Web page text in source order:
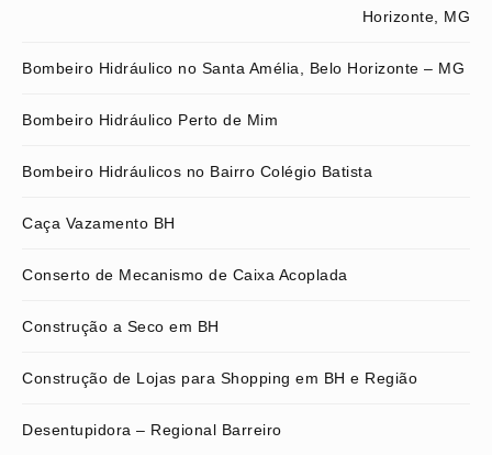
Horizonte, MG
Bombeiro Hidráulico no Santa Amélia, Belo Horizonte – MG
Bombeiro Hidráulico Perto de Mim
Bombeiro Hidráulicos no Bairro Colégio Batista
Caça Vazamento BH
Conserto de Mecanismo de Caixa Acoplada
Construção a Seco em BH
Construção de Lojas para Shopping em BH e Região
Desentupidora – Regional Barreiro